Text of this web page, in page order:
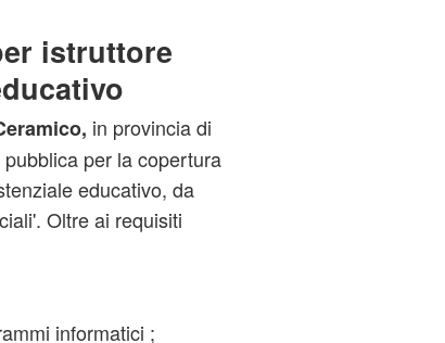
istruttore
in provincia di
per la copertura
educativo, da
Oltre ai requisiti
informatici ;